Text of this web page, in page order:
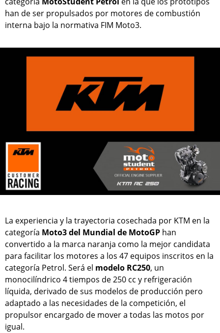
han de ser propulsados por motores de combustión
interna bajo la normativa FIM Moto3.
La experiencia y la trayectoria cosechada por KTM en la
categoría Moto3 del Mundial de MotoGP han
convertido a la marca naranja como la mejor candidata
para facilitar los motores a los 47 equipos inscritos en la
categoría Petrol. Será el modelo RC250, un
monocilíndrico 4 tiempos de 250 cc y refrigeración
líquida, derivado de sus modelos de producción pero
adaptado a las necesidades de la competición, el
propulsor encargado de mover a todas las motos por
igual.